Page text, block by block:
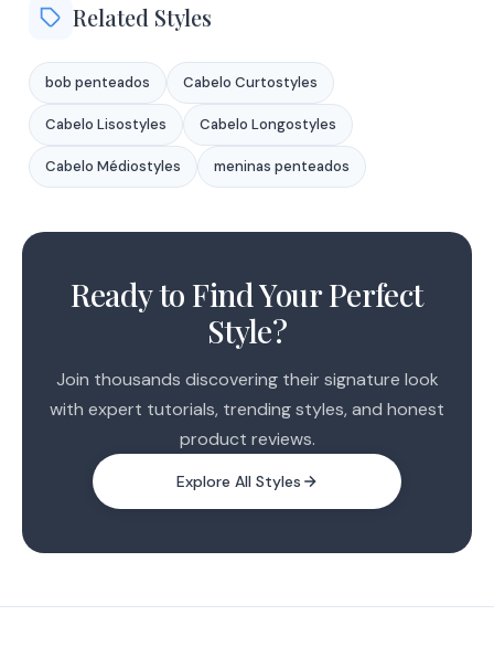
Related Styles
bob penteados Cabelo Curtostyles
Cabelo Lisostyles Cabelo Longostyles
Cabelo Médiostyles meninas penteados
Ready to Find Your Perfect
Style?
Join thousands discovering their signature look
with expert tutorials, trending styles, and honest
product reviews.
Explore All Styles